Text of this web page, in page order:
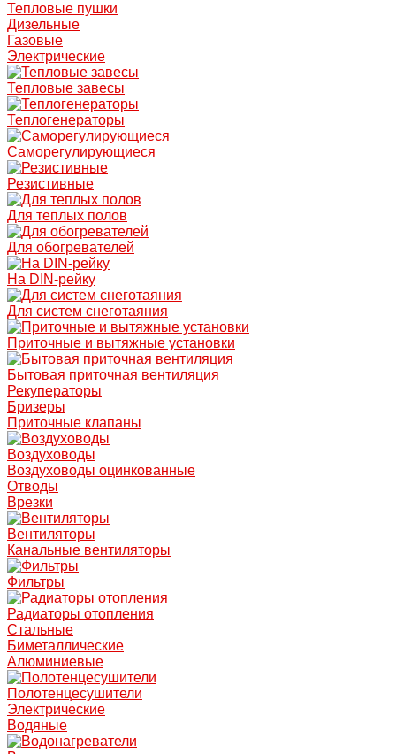
Тепловые пушки
Дизельные
Газовые
Электрические
Тепловые завесы
Теплогенераторы
Саморегулирующиеся
Резистивные
Для теплых полов
Для обогревателей
На DIN-рейку
Для систем снеготаяния
Приточные и вытяжные установки
Бытовая приточная вентиляция
Рекуператоры
Бризеры
Приточные клапаны
Воздуховоды
Воздуховоды оцинкованные
Отводы
Врезки
Вентиляторы
Канальные вентиляторы
Фильтры
Радиаторы отопления
Стальные
Биметаллические
Алюминиевые
Полотенцесушители
Электрические
Водяные